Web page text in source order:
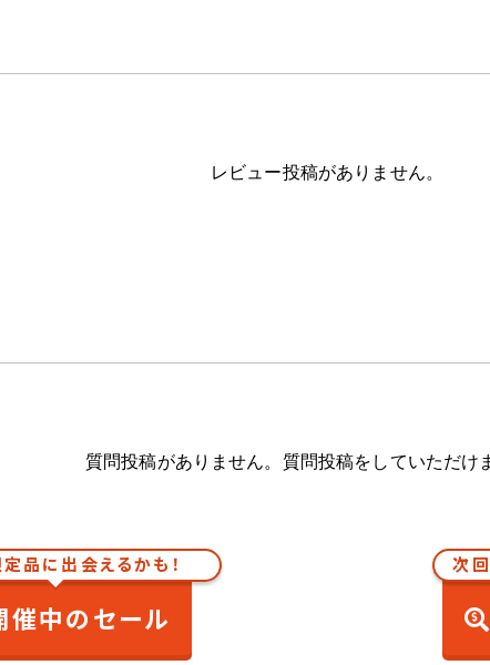
レビュー投稿がありません。
質問投稿がありません。質問投稿をしていただけ
品に出会えるかも！
催中のセール
次